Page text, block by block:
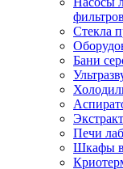
Стекла
Бани
Печи
Шкафы